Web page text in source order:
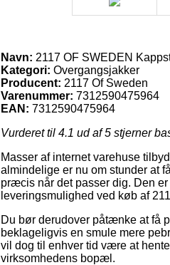
Navn: 2117 OF SWEDEN
Kategori: Overgangsjakker
Producent: 2117 Of Sweden
Varenummer: 7312590475964
EAN: 7312590475964
Vurderet til 4.1 ud af 5 stjerner
Masser af internet varehuse
almindelige er nu om stunder at
præcis når det passer dig. Den
leveringsmulighed ved køb af
Du bør derudover påtænke at få
beklageligvis en smule mere
vil dog til enhver tid være at
virksomhedens bopæl.